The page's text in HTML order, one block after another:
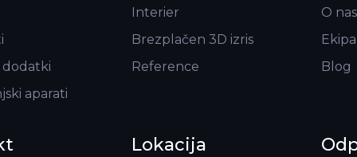
dodatki
aparati
Interier
Brezplačen 3D izris
Reference
O nas
Ekipa
Blog
Lokacija